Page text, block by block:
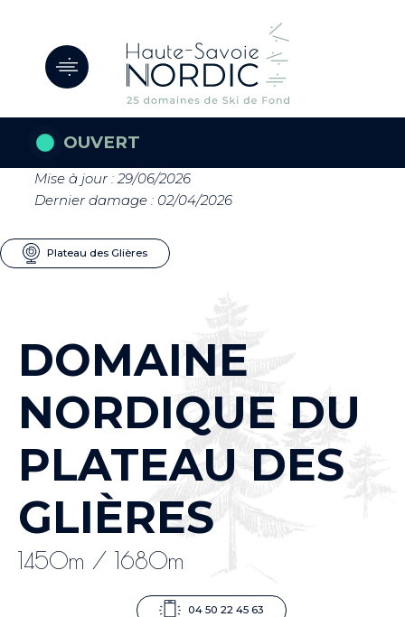
OUVERT
Mise à jour : 29/06/2026
Dernier damage : 02/04/2026
Plateau des Glières
DOMAINE
NORDIQUE DU
PLATEAU DES
GLIÈRES
1450m / 1680m
04 50 22 45 63